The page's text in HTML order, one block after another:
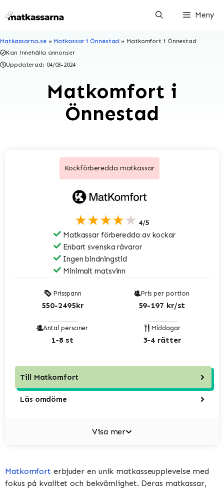
till
Meny
Matkassarna.se» Matkassar i Önnestad » Matkomfort i Önnestad
Kan innehålla annonser
Uppdaterad: 04/03-2024
Matkomfort i
Önnestad
Kockförberedda matkassar
★★★★★ 4/5
Matkassar förberedda av kockar
Enbart svenska råvaror
Ingen bindningstid
Minimalt matsvinn
Prisspann
550-2495kr
Pris per portion
59-197 kr/st
Antal personer
1-8 st
Middagar
3-4 rätter
Till Matkomfort
Läs omdöme
Visa mer
Matkomfort erbjuder en unik matkasseupplevelse med
fokus på kvalitet och bekvämlighet. Deras matkassar,